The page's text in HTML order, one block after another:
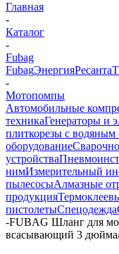
Главная
-
Каталог
-
Fubag
FubagЭнергияРесанта
-
Мотопомпы
Автомобильные
техникаГенераторы и
плиткорезы с
оборудование
устройства
нимИзмерительный
пылесосыАлмазные
продукция
пистолетыСпецодежда
-FUBAG Шланг для
всасывающий 3